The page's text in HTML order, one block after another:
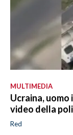
MULTIMEDIA
Ucraina, uomo
video della
Red